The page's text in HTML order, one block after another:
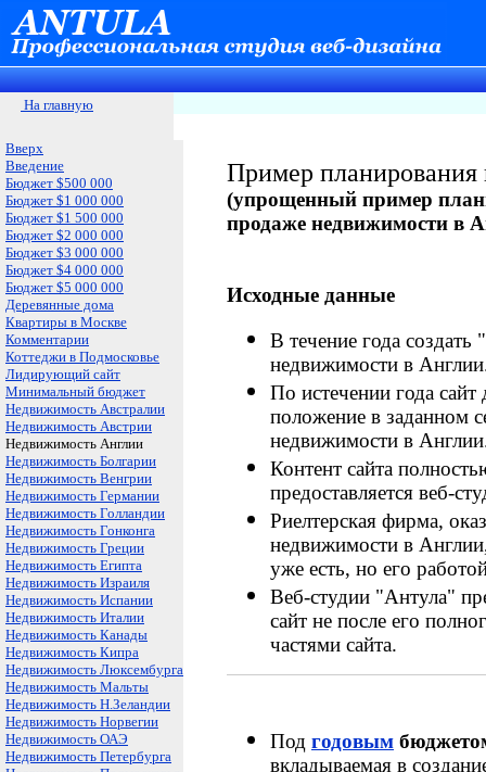
На главную
Вверх
Введение
Бюджет $500 000
Бюджет $1 000 000
Бюджет $1 500 000
Бюджет $2 000 000
Бюджет $3 000 000
Бюджет $4 000 000
Бюджет $5 000 000
Деревянные дома
Квартиры в Москве
Комментарии
Коттеджи в Подмосковье
Лидирующий сайт
Минимальный бюджет
Недвижимость Австралии
Недвижимость Австрии
Недвижимость Англии
Недвижимость Болгарии
Недвижимость Венгрии
Недвижимость Германии
Недвижимость Голландии
Недвижимость Гонконга
Недвижимость Греции
Недвижимость Египта
Недвижимость Израиля
Недвижимость Испании
Недвижимость Италии
Недвижимость Канады
Недвижимость Кипра
Недвижимость Люксембурга
Недвижимость Мальты
Недвижимость Н.Зеландии
Недвижимость Норвегии
Недвижимость ОАЭ
Недвижимость Петербурга
Пример планирования
(упрощенный пример
продаже недвижимости в
Исходные данные
В течение года создать
недвижимости в
По истечении года
положение в заданном
недвижимости в
Контент сайта
предоставляется веб-
Риелтерская фирма,
недвижимости в
уже есть, но его
Веб-студии "Антула"
сайт не после его
частями сайта.
Под годовым
вкладываемая в